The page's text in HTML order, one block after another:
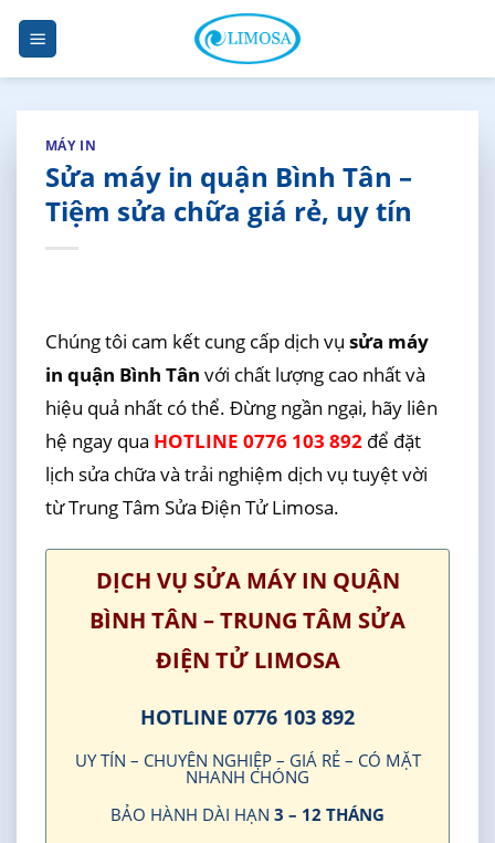
Skip
content
MÁY IN
Sửa máy in quận Bình Tân –
Tiệm sửa chữa giá rẻ, uy tín
Chúng tôi cam kết cung cấp dịch vụ sửa máy
in quận Bình Tân với chất lượng cao nhất và
hiệu quả nhất có thể. Đừng ngần ngại, hãy liên
hệ ngay qua HOTLINE 0776 103 892để đặt
lịch sửa chữa và trải nghiệm dịch vụ tuyệt vời
từ Trung Tâm Sửa Điện Tử Limosa.
DỊCH VỤ SỬA MÁY IN QUẬN
BÌNH TÂN – TRUNG TÂM SỬA
ĐIỆN TỬ LIMOSA
HOTLINE 0776 103 892
UY TÍN – CHUYÊN NGHIỆP – GIÁ RẺ – CÓ MẶT
NHANH CHÓNG
BẢO HÀNH DÀI HẠN 3 – 12 THÁNG